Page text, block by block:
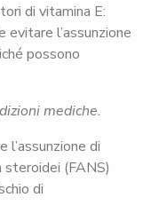
di vitamina E:
l’assunzione
possono
mediche.
l’assunzione di
steroidei (FANS)
di